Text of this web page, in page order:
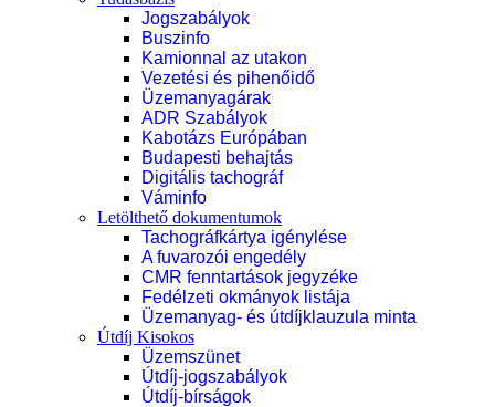
Jogszabályok
Buszinfo
Kamionnal az utakon
Vezetési és pihenőidő
Üzemanyagárak
ADR Szabályok
Kabotázs Európában
Budapesti behajtás
Digitális tachográf
Váminfo
Letölthető dokumentumok
Tachográfkártya igénylése
A fuvarozói engedély
CMR fenntartások jegyzéke
Fedélzeti okmányok listája
Üzemanyag- és útdíjklauzula minta
Útdíj Kisokos
Üzemszünet
Útdíj-jogszabályok
Útdíj-bírságok